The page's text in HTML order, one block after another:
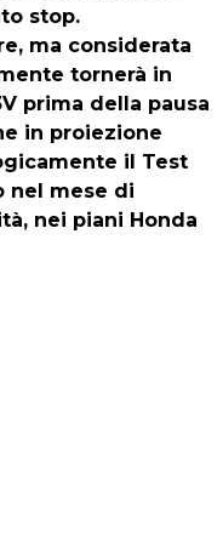
stop.
ma considerata
tornerà in
prima della pausa
in proiezione
il Test
nel mese di
nei piani Honda